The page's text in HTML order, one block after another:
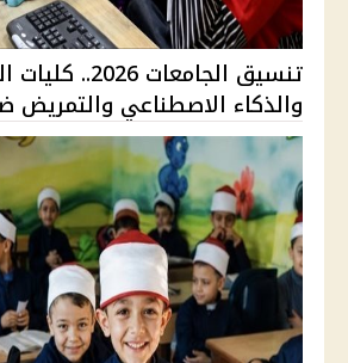
تنسيق الجامعات
والذكاء الاصطناعي والتمريض